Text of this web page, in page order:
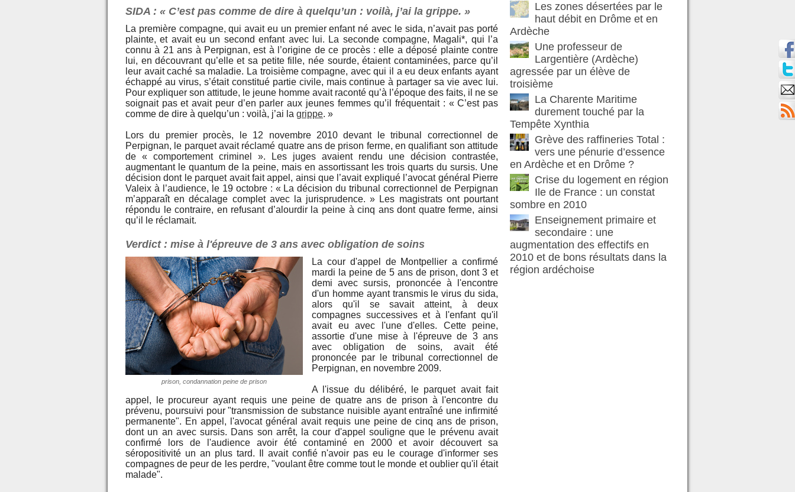
SIDA : « C’est pas comme de dire à quelqu’un : voilà, j’ai la grippe. »
La première compagne, qui avait eu un premier enfant né avec le sida, n’avait pas porté
plainte, et avait eu un second enfant avec lui. La seconde compagne, Magali*, qui l’a
connu à 21 ans à Perpignan, est à l’origine de ce procès : elle a déposé plainte contre
lui, en découvrant qu’elle et sa petite fille, née sourde, étaient contaminées, parce qu’il
leur avait caché sa maladie. La troisième compagne, avec qui il a eu deux enfants ayant
échappé au virus, s’était constitué partie civile, mais continue à partager sa vie avec lui.
Pour expliquer son attitude, le jeune homme avait raconté qu’à l’époque des faits, il ne se
soignait pas et avait peur d’en parler aux jeunes femmes qu’il fréquentait : « C’est pas
comme de dire à quelqu’un : voilà, j’ai la grippe. »
Lors du premier procès, le 12 novembre 2010 devant le tribunal correctionnel de
Perpignan, le parquet avait réclamé quatre ans de prison ferme, en qualifiant son attitude
de « comportement criminel ». Les juges avaient rendu une décision contrastée,
augmentant le quantum de la peine, mais en assortissant les trois quarts du sursis. Une
décision dont le parquet avait fait appel, ainsi que l’avait expliqué l’avocat général Pierre
Valeix à l’audience, le 19 octobre : « La décision du tribunal correctionnel de Perpignan
m’apparaît en décalage complet avec la jurisprudence. » Les magistrats ont pourtant
répondu le contraire, en refusant d’alourdir la peine à cinq ans dont quatre ferme, ainsi
qu’il le réclamait.
Verdict : mise à l'épreuve de 3 ans avec obligation de soins
prison, condannation peine de prison
La cour d'appel de Montpellier a confirmé
mardi la peine de 5 ans de prison, dont 3 et
demi avec sursis, prononcée à l'encontre
d'un homme ayant transmis le virus du sida,
alors qu'il se savait atteint, à deux
compagnes successives et à l'enfant qu'il
avait eu avec l'une d'elles. Cette peine,
assortie d'une mise à l'épreuve de 3 ans
avec obligation de soins, avait été
prononcée par le tribunal correctionnel de
Perpignan, en novembre 2009.
A l'issue du délibéré, le parquet avait fait
appel, le procureur ayant requis une peine de quatre ans de prison à l'encontre du
prévenu, poursuivi pour "transmission de substance nuisible ayant entraîné une infirmité
permanente". En appel, l'avocat général avait requis une peine de cinq ans de prison,
dont un an avec sursis. Dans son arrêt, la cour d'appel souligne que le prévenu avait
confirmé lors de l'audience avoir été contaminé en 2000 et avoir découvert sa
séropositivité un an plus tard. Il avait confié n'avoir pas eu le courage d'informer ses
compagnes de peur de les perdre, "voulant être comme tout le monde et oublier qu'il était
malade".
Les zones désertées par le
haut débit en Drôme et en
Ardèche
Une professeur de
Largentière (Ardèche)
agressée par un élève de
troisième
La Charente Maritime
durement touché par la
Tempête Xynthia
Grève des raffineries Total :
vers une pénurie d’essence
en Ardèche et en Drôme ?
Crise du logement en région
Ile de France : un constat
sombre en 2010
Enseignement primaire et
secondaire : une
augmentation des effectifs en
2010 et de bons résultats dans la
région ardéchoise